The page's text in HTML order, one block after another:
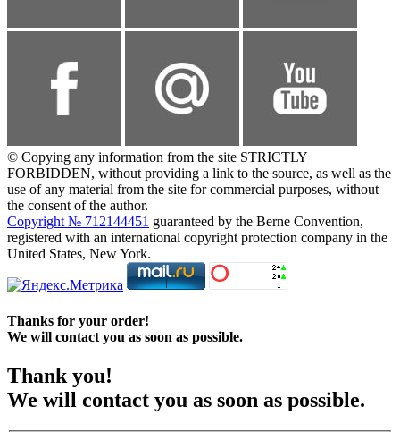
© Copying any information from the site STRICTLY
FORBIDDEN, without providing a link to the source, as well as the
use of any material from the site for commercial purposes, without
the consent of the author.
Copyright № 712144451 guaranteed by the Berne Convention,
registered with an international copyright protection company in the
United States, New York.
Thanks for your order!
We will contact you as soon as possible.
Thank you!
We will contact you as soon as possible.